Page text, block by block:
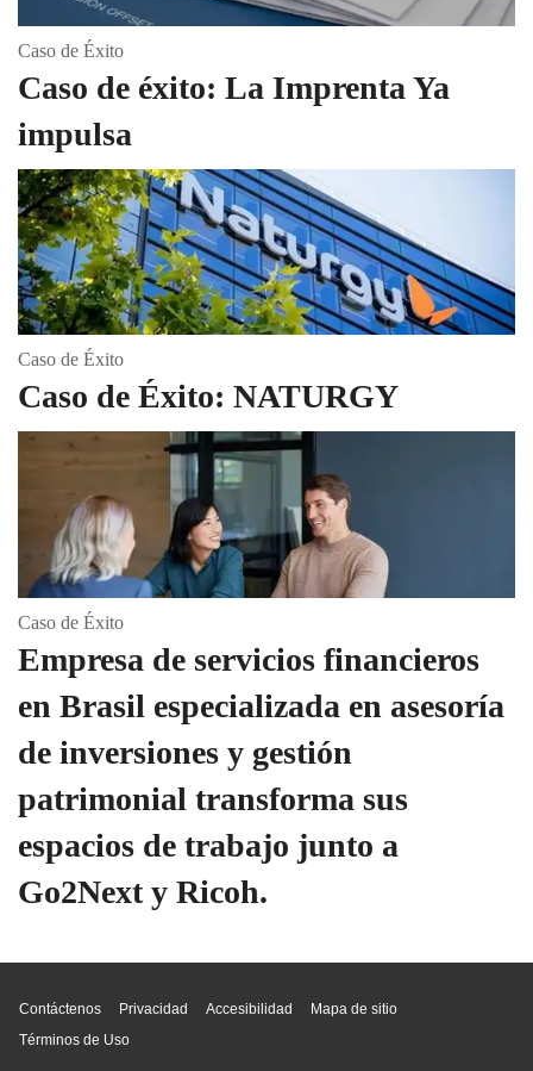
Caso de Éxito
Caso de éxito: La Imprenta Ya
impulsa
Caso de Éxito
Caso de Éxito: NATURGY
Caso de Éxito
Empresa de servicios financieros
en Brasil especializada en asesoría
de inversiones y gestión
patrimonial transforma sus
espacios de trabajo junto a
Go2Next y Ricoh.
Contáctenos Privacidad Accesibilidad
Mapa de sitio
Términos de Uso